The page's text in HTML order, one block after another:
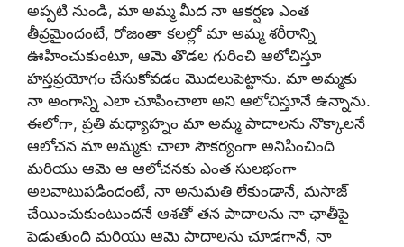
అప్పటి నుండి, మా అమ్మ మీద నా ఆకర్షణ ఎంత
తీవ్రమైందంటే, రోజంతా కలల్లో మా అమ్మ శరీరాన్ని
ఊహించుకుంటూ, ఆమె తొడల గురించి ఆలోచిస్తూ
హస్తప్రయోగం చేసుకోవడం మొదలుపెట్టాను. మా అమ్మకు
నా అంగాన్ని ఎలా చూపించాలా అని ఆలోచిస్తూనే ఉన్నాను.
ఈలోగా, ప్రతి మధ్యాహ్నం మా అమ్మ పాదాలను నొక్కాలనే
ఆలోచన మా అమ్మకు చాలా సౌకర్యంగా అనిపించింది
మరియు ఆమె ఆ ఆలోచనకు ఎంత సులభంగా
అలవాటుపడిందంటే, నా అనుమతి లేకుండానే, మసాజ్
చేయించుకుంటుందనే ఆశతో తన పాదాలను నా ఛాతీపై
పెడుతుంది మరియు ఆమె పాదాలను చూడగానే, నా